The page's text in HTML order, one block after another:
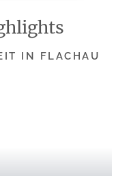
IN FLACHAU